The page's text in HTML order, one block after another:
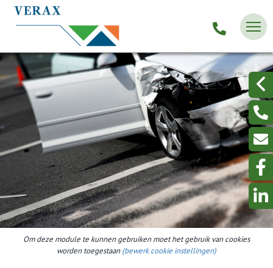
Om deze module te kunnen gebruiken moet het gebruik van cookies
worden toegestaan(bewerk cookie instellingen)